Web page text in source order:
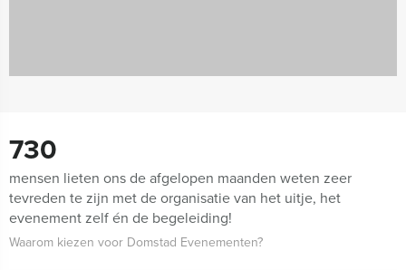
730
mensen lieten ons de afgelopen maanden weten zeer
tevreden te zijn met de organisatie van het uitje, het
evenement zelf én de begeleiding!
Waarom kiezen voor Domstad Evenementen?